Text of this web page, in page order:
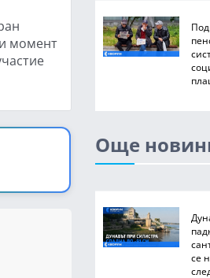
момент
Още
се